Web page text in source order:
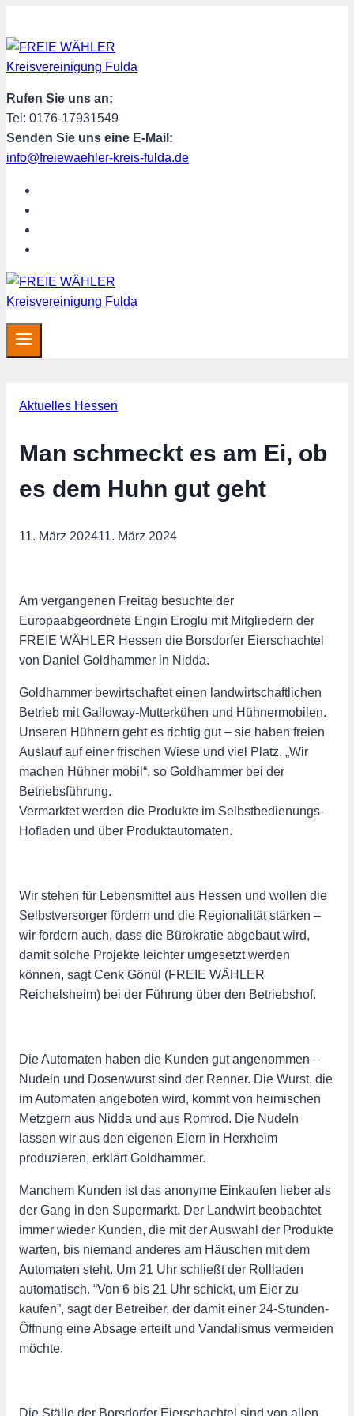
Inhalt
springen
Rufen Sie uns an:
Tel: 0176-17931549
Senden Sie uns eine E-Mail:
info@freiewaehler-kreis-fulda.de
Aktuelles Hessen
Man schmeckt es am Ei, ob
es dem Huhn gut geht
11. März 202411. März 2024
Am vergangenen Freitag besuchte der
Europaabgeordnete Engin Eroglu mit Mitgliedern der
FREIE WÄHLER Hessen die Borsdorfer Eierschachtel
von Daniel Goldhammer in Nidda.
Goldhammer bewirtschaftet einen landwirtschaftlichen
Betrieb mit Galloway-Mutterkühen und Hühnermobilen.
Unseren Hühnern geht es richtig gut – sie haben freien
Auslauf auf einer frischen Wiese und viel Platz. „Wir
machen Hühner mobil“, so Goldhammer bei der
Betriebsführung.
Vermarktet werden die Produkte im Selbstbedienungs-
Hofladen und über Produktautomaten.
Wir stehen für Lebensmittel aus Hessen und wollen die
Selbstversorger fördern und die Regionalität stärken –
wir fordern auch, dass die Bürokratie abgebaut wird,
damit solche Projekte leichter umgesetzt werden
können, sagt Cenk Gönül (FREIE WÄHLER
Reichelsheim) bei der Führung über den Betriebshof.
Die Automaten haben die Kunden gut angenommen –
Nudeln und Dosenwurst sind der Renner. Die Wurst, die
im Automaten angeboten wird, kommt von heimischen
Metzgern aus Nidda und aus Romrod. Die Nudeln
lassen wir aus den eigenen Eiern in Herxheim
produzieren, erklärt Goldhammer.
Manchem Kunden ist das anonyme Einkaufen lieber als
der Gang in den Supermarkt. Der Landwirt beobachtet
immer wieder Kunden, die mit der Auswahl der Produkte
warten, bis niemand anderes am Häuschen mit dem
Automaten steht. Um 21 Uhr schließt der Rollladen
automatisch. “Von 6 bis 21 Uhr schickt, um Eier zu
kaufen”, sagt der Betreiber, der damit einer 24-Stunden-
Öffnung eine Absage erteilt und Vandalismus vermeiden
möchte.
Die Ställe der Borsdorfer Eierschachtel sind von allen